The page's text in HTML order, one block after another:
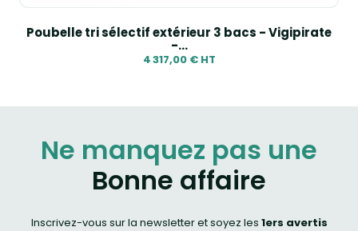
Poubelle tri sélectif extérieur 3 bacs - Vigipirate
-...
4 317,00 € HT
Ne manquez pas une
Bonne affaire
Inscrivez-vous sur la newsletter et soyez les 1ers avertis